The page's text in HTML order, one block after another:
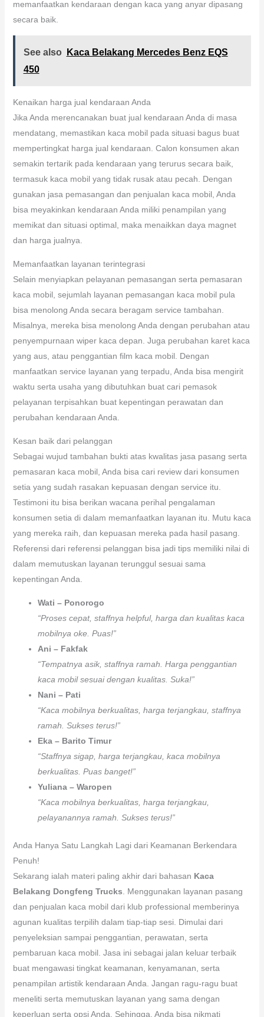
memanfaatkan kendaraan dengan kaca yang anyar dipasang
secara baik.
See also
Kaca Belakang Mercedes Benz EQS
450
Kenaikan harga jual kendaraan Anda
Jika Anda merencanakan buat jual kendaraan Anda di masa
mendatang, memastikan kaca mobil pada situasi bagus buat
mempertingkat harga jual kendaraan. Calon konsumen akan
semakin tertarik pada kendaraan yang terurus secara baik,
termasuk kaca mobil yang tidak rusak atau pecah. Dengan
gunakan jasa pemasangan dan penjualan kaca mobil, Anda
bisa meyakinkan kendaraan Anda miliki penampilan yang
memikat dan situasi optimal, maka menaikkan daya magnet
dan harga jualnya.
Memanfaatkan layanan terintegrasi
Selain menyiapkan pelayanan pemasangan serta pemasaran
kaca mobil, sejumlah layanan pemasangan kaca mobil pula
bisa menolong Anda secara beragam service tambahan.
Misalnya, mereka bisa menolong Anda dengan perubahan atau
penyempurnaan wiper kaca depan. Juga perubahan karet kaca
yang aus, atau penggantian film kaca mobil. Dengan
manfaatkan service layanan yang terpadu, Anda bisa mengirit
waktu serta usaha yang dibutuhkan buat cari pemasok
pelayanan terpisahkan buat kepentingan perawatan dan
perubahan kendaraan Anda.
Kesan baik dari pelanggan
Sebagai wujud tambahan bukti atas kwalitas jasa pasang serta
pemasaran kaca mobil, Anda bisa cari review dari konsumen
setia yang sudah rasakan kepuasan dengan service itu.
Testimoni itu bisa berikan wacana perihal pengalaman
konsumen setia di dalam memanfaatkan layanan itu. Mutu kaca
yang mereka raih, dan kepuasan mereka pada hasil pasang.
Referensi dari referensi pelanggan bisa jadi tips memiliki nilai di
dalam memutuskan layanan terunggul sesuai sama
kepentingan Anda.
Wati – Ponorogo
“Proses cepat, staffnya helpful, harga dan kualitas kaca
mobilnya oke. Puas!”
Ani – Fakfak
“Tempatnya asik, staffnya ramah. Harga penggantian
kaca mobil sesuai dengan kualitas. Suka!”
Nani – Pati
“Kaca mobilnya berkualitas, harga terjangkau, staffnya
ramah. Sukses terus!”
Eka – Barito Timur
“Staffnya sigap, harga terjangkau, kaca mobilnya
berkualitas. Puas banget!”
Yuliana – Waropen
“Kaca mobilnya berkualitas, harga terjangkau,
pelayanannya ramah. Sukses terus!”
Anda Hanya Satu Langkah Lagi dari Keamanan Berkendara
Penuh!
Sekarang ialah materi paling akhir dari bahasan Kaca
Belakang Dongfeng Trucks . Menggunakan layanan pasang
dan penjualan kaca mobil dari klub professional memberinya
agunan kualitas terpilih dalam tiap-tiap sesi. Dimulai dari
penyeleksian sampai penggantian, perawatan, serta
pembaruan kaca mobil. Jasa ini sebagai jalan keluar terbaik
buat mengawasi tingkat keamanan, kenyamanan, serta
penampilan artistik kendaraan Anda. Jangan ragu-ragu buat
meneliti serta memutuskan layanan yang sama dengan
keperluan serta opsi Anda. Sehingga, Anda bisa nikmati